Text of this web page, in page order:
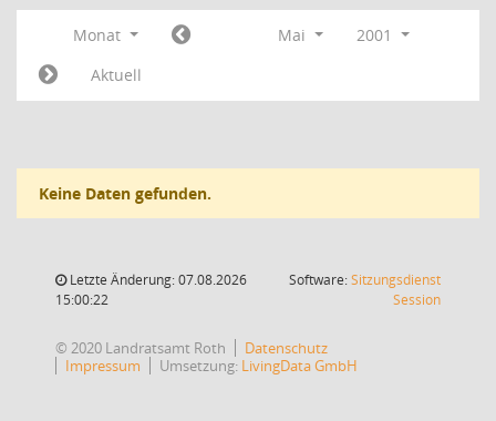
Monat Mai
2001
Aktuell
Keine Daten gefunden.
Letzte Änderung: 07.08.2026
15:00:22
Software:Sitzungsdienst
Session(Wird in
© 2020 Landratsamt Roth
Datenschutz
Impressum
Umsetzung: LivingData GmbH